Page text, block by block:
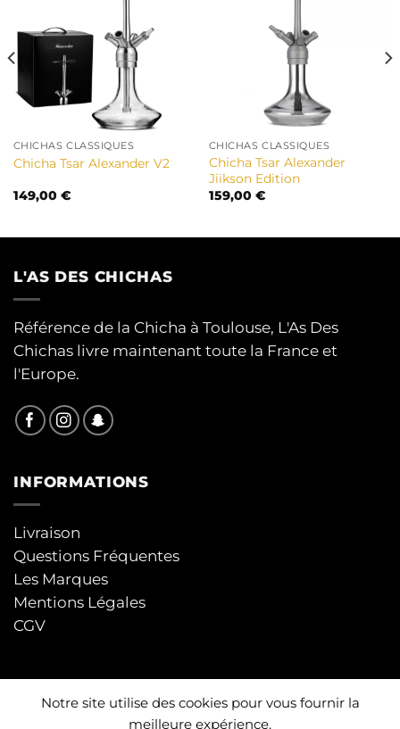
CHICHAS CLASSIQUES
Chicha Tsar Alexander V2
149,00 €
CHICHAS CLASSIQUES
Chicha Tsar Alexander
Jiikson Edition
159,00 €
L'AS DES CHICHAS
Référence de la Chicha à Toulouse, L'As Des
Chichas livre maintenant toute la France et
l'Europe.
INFORMATIONS
Livraison
Questions Fréquentes
Les Marques
Mentions Légales
CGV
Notre site utilise des cookies pour vous fournir la
meilleure expérience.